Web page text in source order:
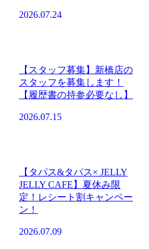
2026.07.24
【スタッフ募集】新橋店の
スタッフを募集します！
【履歴書の持参必要なし】
2026.07.15
【タパス&タパス× JELLY
JELLY CAFE】夏休み限
定！レシート割キャンペー
ン！
2026.07.09